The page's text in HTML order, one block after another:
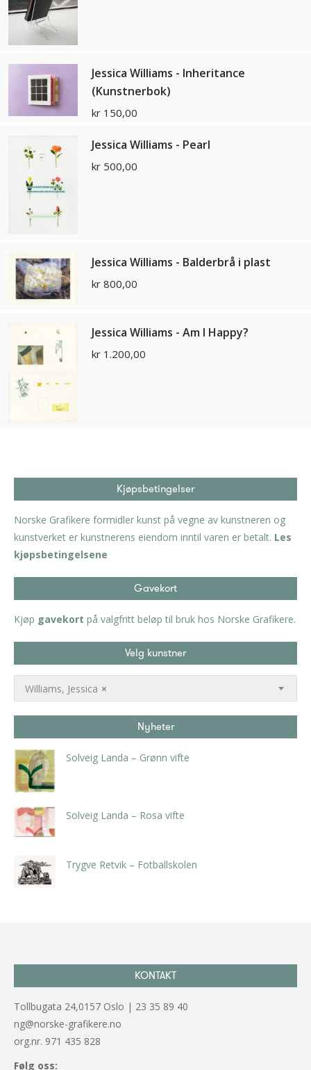
Jessica Williams - Inheritance
(Kunstnerbok)
kr 150,00
Jessica Williams - Pearl
kr 500,00
Jessica Williams - Balderbrå i plast
kr 800,00
Jessica Williams - Am I Happy?
kr 1.200,00
Kjøpsbetingelser
Norske Grafikere formidler kunst på vegne av kunstneren og
kunstverket er kunstnerens eiendom inntil varen er betalt. Les
kjøpsbetingelsene
Gavekort
Kjøp gavekort på valgfritt beløp til bruk hos Norske Grafikere.
Velg kunstner
×
Williams, Jessica
Nyheter
Solveig Landa – Grønn vifte
Solveig Landa – Rosa vifte
Trygve Retvik – Fotballskolen
KONTAKT
Tollbugata 24,0157 Oslo | 23 35 89 40
ng@norske-grafikere.no
org.nr. 971 435 828
Følg oss: